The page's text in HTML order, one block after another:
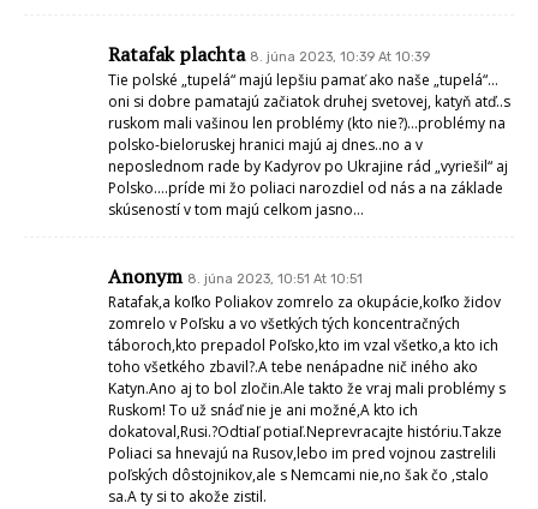
Ratafak plachta 8. júna 2023, 10:39 At 10:39
Tie polské „tupelá“ majú lepšiu pamať ako naše „tupelá“…
oni si dobre pamatajú začiatok druhej svetovej, katyň atď..s
ruskom mali vašinou len problémy (kto nie?)…problémy na
polsko-bieloruskej hranici majú aj dnes..no a v
neposlednom rade by Kadyrov po Ukrajine rád „vyriešil“ aj
Polsko….príde mi žo poliaci narozdiel od nás a na základe
skúseností v tom majú celkom jasno…
Anonym 8. júna 2023, 10:51 At 10:51
Ratafak,a koľko Poliakov zomrelo za okupácie,koľko židov
zomrelo v Poľsku a vo všetkých tých koncentračných
táboroch,kto prepadol Poľsko,kto im vzal všetko,a kto ich
toho všetkého zbavil?.A tebe nenápadne nič iného ako
Katyn.Ano aj to bol zločin.Ale takto že vraj mali problémy s
Ruskom! To už snáď nie je ani možné,A kto ich
dokatoval,Rusi.?Odtiaľ potiaľ.Neprevracajte históriu.Takze
Poliaci sa hnevajú na Rusov,lebo im pred vojnou zastrelili
poľských dôstojnikov,ale s Nemcami nie,no šak čo ,stalo
sa.A ty si to akože zistil.